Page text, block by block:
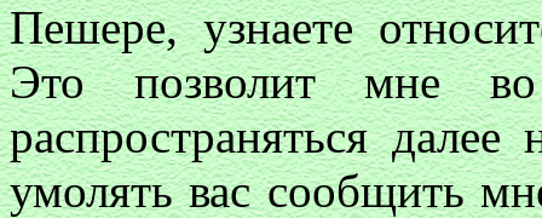
Пешере, узнаете
Это позволит мне во
распространяться
умолять вас сообщить